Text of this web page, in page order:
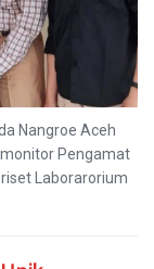
Nangroe Aceh
Pengamat
Laborarorium